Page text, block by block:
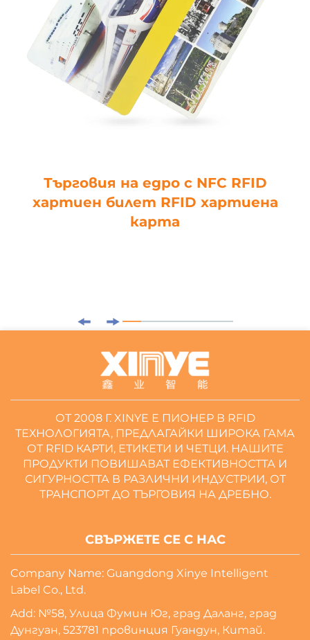
Търговия на едро с NFC RFID
хартиен билет RFID хартиена
карта
ОТ 2008 Г. XINYE Е ПИОНЕР В RFID
ТЕХНОЛОГИЯТА, ПРЕДЛАГАЙКИ ШИРОКА ГАМА
ОТ RFID КАРТИ, ЕТИКЕТИ И ЧЕТЦИ. НАШИТЕ
ПРОДУКТИ ПОВИШАВАТ ЕФЕКТИВНОСТТА И
СИГУРНОСТТА В РАЗЛИЧНИ ИНДУСТРИИ, ОТ
ТРАНСПОРТ ДО ТЪРГОВИЯ НА ДРЕБНО.
СВЪРЖЕТЕ СЕ С НАС
Company Name: Guangdong Xinye Intelligent
Label Co., Ltd.
Add: №58, Улица Фумин Юг, град Даланг, град
Дунгуан, 523781 провинция Гуандун, Китай.